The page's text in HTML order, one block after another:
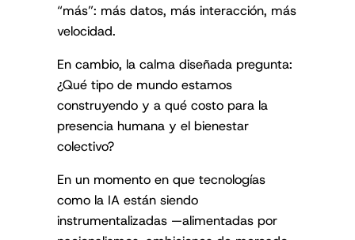
“más”: más datos, más interacción, más
velocidad.
En cambio, la calma diseñada pregunta:
¿Qué tipo de mundo estamos
construyendo y a qué costo para la
presencia humana y el bienestar
colectivo?
En un momento en que tecnologías
como la IA están siendo
instrumentalizadas —alimentadas por